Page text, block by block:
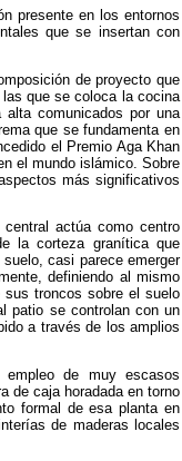
presente en los entornos
que se insertan con
de proyecto que
que se coloca la cocina
comunicados por una
que se fundamenta en
el Premio Aga Khan
el mundo islámico Sobre
más significativos
actúa como centro
la corteza granítica que
suelo,casi parece emerger
,definiendo al mismo
troncos sobre el suelo
patio se controlan con un
a través de los amplios
de muy escasos
de caja horadada en torno
formal de esa planta en
de maderas locales